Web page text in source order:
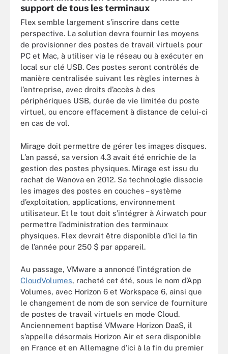
support de tous les terminaux
Flex semble largement s’inscrire dans cette
perspective. La solution devra fournir les moyens
de provisionner des postes de travail virtuels pour
PC et Mac, à utiliser via le réseau ou à exécuter en
local sur clé USB. Ces postes seront contrôlés de
manière centralisée suivant les règles internes à
l’entreprise, avec droits d’accès à des
périphériques USB, durée de vie limitée du poste
virtuel, ou encore effacement à distance de celui-ci
en cas de vol.
Mirage doit permettre de gérer les images disques.
L’an passé, sa version 4.3 avait été enrichie de la
gestion des postes physiques. Mirage est issu du
rachat de Wanova en 2012. Sa technologie dissocie
les images des postes en couches – système
d’exploitation, applications, environnement
utilisateur. Et le tout doit s’intégrer à Airwatch pour
permettre l’administration des terminaux
physiques. Flex devrait être disponible d’ici la fin
de l’année pour 250 $ par appareil.
Au passage, VMware a annoncé l’intégration de
CloudVolumes, racheté cet été, sous le nom d’App
Volumes, avec Horizon 6 et Workspace 6, ainsi que
le changement de nom de son service de fourniture
de postes de travail virtuels en mode Cloud.
Anciennement baptisé VMware Horizon DaaS, il
s’appelle désormais Horizon Air et sera disponible
en France et en Allemagne d’ici à la fin du premier